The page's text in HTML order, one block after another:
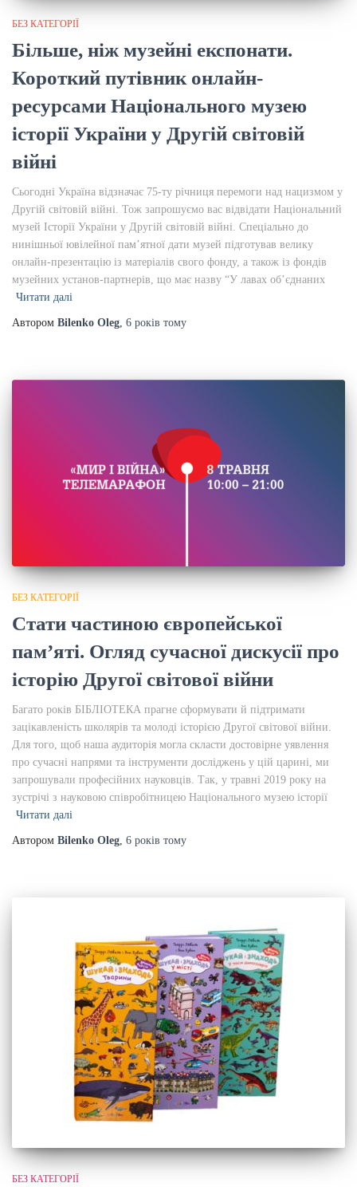
БЕЗ КАТЕГОРІЇ
Більше, ніж музейні експонати.
Короткий путівник онлайн-
ресурсами Національного музею
історії України у Другій світовій
війні
Сьогодні Україна відзначає 75-ту річниця перемоги над нацизмом у
Другій світовій війні. Тож запрошуємо вас відвідати Національний
музей Історії України у Другій світовій війні. Спеціально до
нинішньої ювілейної пам’ятної дати музей підготував велику
онлайн-презентацію із матеріалів свого фонду, а також із фондів
музейних установ-партнерів, що має назву “У лавах об’єднаних
Читати далі
Автором Bilenko Oleg, 6 років тому
БЕЗ КАТЕГОРІЇ
Стати частиною європейської
пам’яті. Огляд сучасної дискусії про
історію Другої світової війни
Багато років БІБЛІОТЕКА прагне сформувати й підтримати
зацікавленість школярів та молоді історією Другої світової війни.
Для того, щоб наша аудиторія могла скласти достовірне уявлення
про сучасні напрями та інструменти досліджень у цій царині, ми
запрошували професійних науковців. Так, у травні 2019 року на
зустрічі з науковою співробітницею Національного музею історії
Читати далі
Автором Bilenko Oleg, 6 років тому
БЕЗ КАТЕГОРІЇ